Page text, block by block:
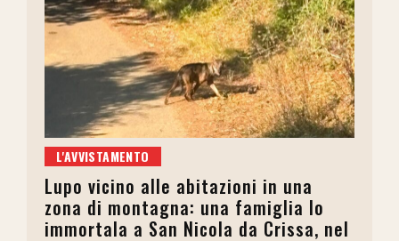
L'AVVISTAMENTO
Lupo vicino alle abitazioni in una
zona di montagna: una famiglia lo
immortala a San Nicola da Crissa, nel